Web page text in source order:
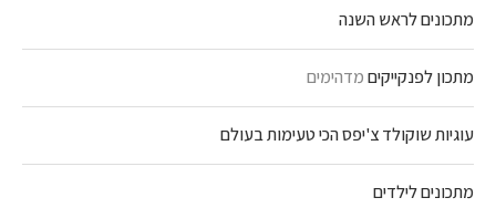
מתכונים לראש השנה
מתכון לפנקייקיםמדהימים
עוגיות שוקולד צ'יפס הכי טעימות בעולם
מתכונים לילדים